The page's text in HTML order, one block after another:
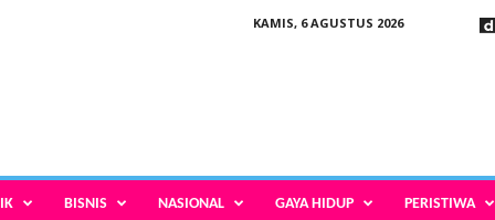
KAMIS, 6 AGUSTUS 2026
BISNIS NASIONAL GAYA HIDUP PERISTIWA